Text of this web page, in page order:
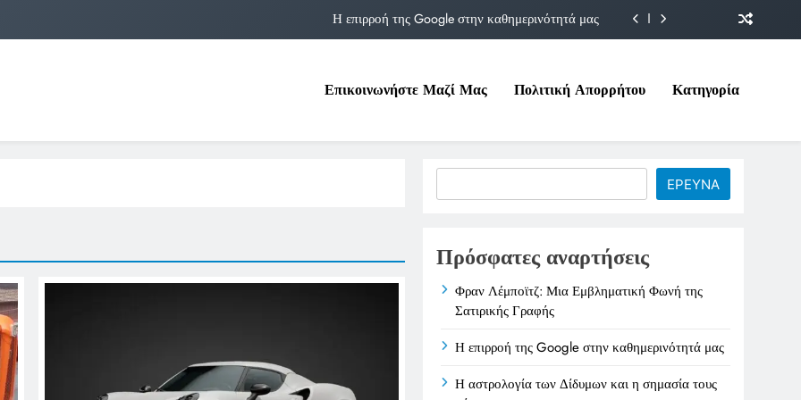
Η επιρροή της Google στην καθημερινότητά μας
Η Δομνα Μιχαηλίδου και οι Πολιτικές της στο Υπουργείο Εργασίας
Η επιρροή της Google στην καθημερινότητά μας
Η αστρολογία των Δίδυμων και η σημασία τους σήμερα
Επικοινωνήστε Μαζί Μας Πολιτική Απορρήτου Κατηγορία
ΕΡΕΥΝΑ
Πρόσφατες αναρτήσεις
Φραν Λέμποϊτζ: Μια Εμβληματική Φωνή της
Σατιρικής Γραφής
Η επιρροή της Google στην καθημερινότητά μας
Η αστρολογία των Δίδυμων και η σημασία τους